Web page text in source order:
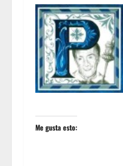
Me gusta esto: